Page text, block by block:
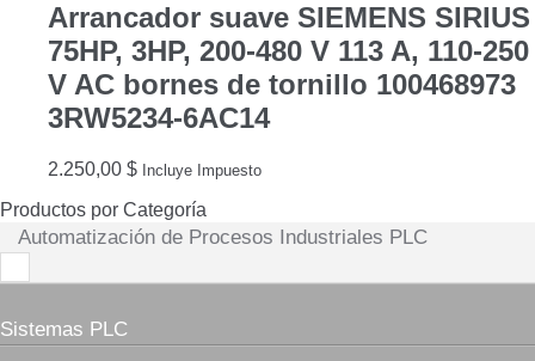
Arrancador suave SIEMENS SIRIUS
75HP, 3HP, 200-480 V 113 A, 110-250
V AC bornes de tornillo 100468973
3RW5234-6AC14
2.250,00 $ Incluye Impuesto
Productos por Categoría
Automatización de Procesos Industriales PLC
Sistemas PLC